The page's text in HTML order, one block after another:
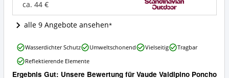
Regenponcho
erhältlich?
ca. 44 €
alle 9 Angebote ansehen
Ergebnis Gut: Unsere Bewertung für Vaude Valdipino Poncho
Vaude
Valdipino
Poncho
Marine
Wasserdichter Schutz Umweltschonend Vielseitig
Tragbar
Reflektierende Elemente